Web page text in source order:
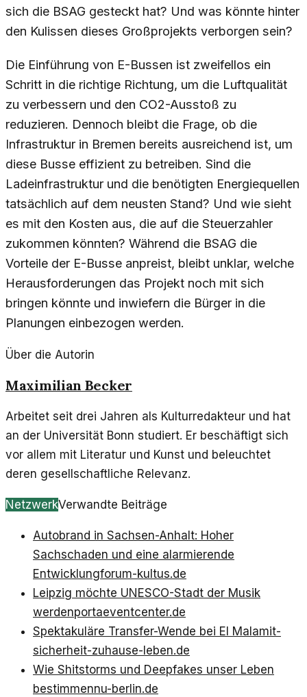
sich die BSAG gesteckt hat? Und was könnte hinter
den Kulissen dieses Großprojekts verborgen sein?
Die Einführung von E-Bussen ist zweifellos ein
Schritt in die richtige Richtung, um die Luftqualität
zu verbessern und den CO2-Ausstoß zu
reduzieren. Dennoch bleibt die Frage, ob die
Infrastruktur in Bremen bereits ausreichend ist, um
diese Busse effizient zu betreiben. Sind die
Ladeinfrastruktur und die benötigten Energiequellen
tatsächlich auf dem neusten Stand? Und wie sieht
es mit den Kosten aus, die auf die Steuerzahler
zukommen könnten? Während die BSAG die
Vorteile der E-Busse anpreist, bleibt unklar, welche
Herausforderungen das Projekt noch mit sich
bringen könnte und inwiefern die Bürger in die
Planungen einbezogen werden.
Über die Autorin
Maximilian Becker
Arbeitet seit drei Jahren als Kulturredakteur und hat
an der Universität Bonn studiert. Er beschäftigt sich
vor allem mit Literatur und Kunst und beleuchtet
deren gesellschaftliche Relevanz.
NetzwerkVerwandte Beiträge
Autobrand in Sachsen-Anhalt: Hoher
Sachschaden und eine alarmierende
Entwicklungforum-kultus.de
Leipzig möchte UNESCO-Stadt der Musik
werdenportaeventcenter.de
Spektakuläre Transfer-Wende bei El Malamit-
sicherheit-zuhause-leben.de
Wie Shitstorms und Deepfakes unser Leben
bestimmennu-berlin.de